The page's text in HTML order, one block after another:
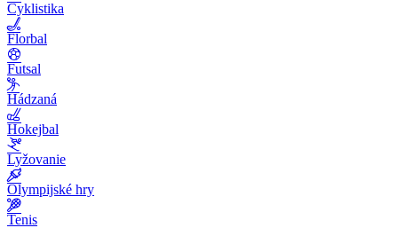
Cyklistika
Florbal
Futsal
Hádzaná
Hokejbal
Lyžovanie
Olympijské hry
Tenis